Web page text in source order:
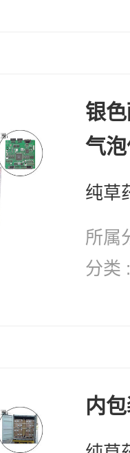
银
气
所属
分类
内